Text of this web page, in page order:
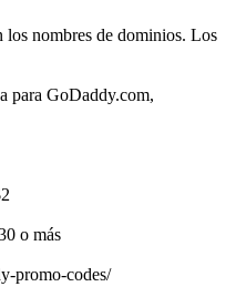
los nombres de dominios. Los
para GoDaddy.com,
o más
promo-codes/